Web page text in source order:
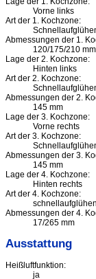
Vorne links
Art der 1. Kochzone:
Abmessungen der 1.
120/175/210 mm
Lage der 2. Kochzone:
Hinten links
Art der 2. Kochzone:
Abmessungen der 2.
145 mm
Lage der 3. Kochzone:
Vorne rechts
Art der 3. Kochzone:
Abmessungen der 3.
145 mm
Lage der 4. Kochzone:
Hinten rechts
Art der 4. Kochzone:
Abmessungen der 4.
17/265 mm
Ausstattung
Heißluftfunktion:
ja